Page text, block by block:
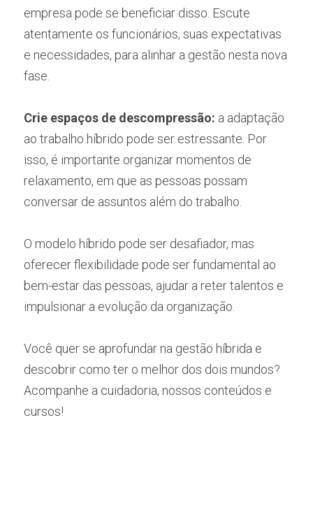
empresa pode se beneficiar disso. Escute
atentamente os funcionários, suas expectativas
e necessidades, para alinhar a gestão nesta nova
fase.
Crie espaços de descompressão: a adaptação
ao trabalho híbrido pode ser estressante. Por
isso, é importante organizar momentos de
relaxamento, em que as pessoas possam
conversar de assuntos além do trabalho.
O modelo híbrido pode ser desafiador, mas
oferecer flexibilidade pode ser fundamental ao
bem-estar das pessoas, ajudar a reter talentos e
impulsionar a evolução da organização.
Você quer se aprofundar na gestão híbrida e
descobrir como ter o melhor dos dois mundos?
Acompanhe a cuidadoria, nossos conteúdos e
cursos!